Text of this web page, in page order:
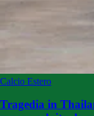
Calcio Estero
Tragedia in